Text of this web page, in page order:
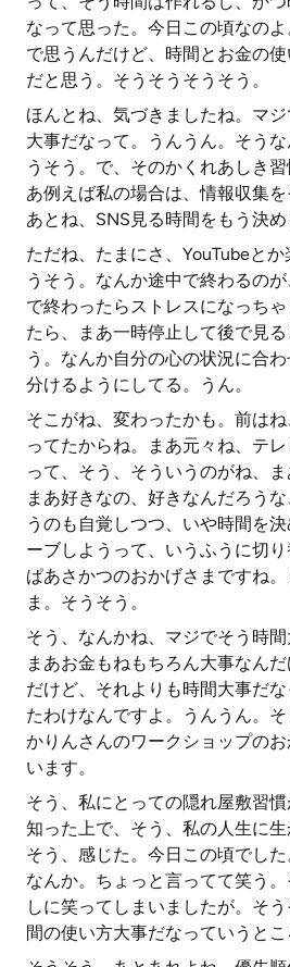
なって思った。今日この頃なの
で思うんだけど、時間とお金の
だと思う。そうそうそうそう。
ほんとね、気づきましたね。マ
大事だなって。うんうん。そう
うそう。で、そのかくれあしき
あ例えば私の場合は、情報収集を
あとね、SNS見る時間をもう決め
ただね、たまにさ、YouTubeと
うそう。なんか途中で終わるの
で終わったらストレスになっち
たら、まあ一時停止して後で見
う。なんか自分の心の状況に合
分けるようにしてる。うん。
そこがね、変わったかも。前は
ってたからね。まあ元々ね、テ
って、そう、そういうのがね、ま
まあ好きなの、好きなんだろう
うのも自覚しつつ、いや時間を
ーブしようって、いうふうに切
ぱあさかつのおかげさまですね
ま。そうそう。
そう、なんかね、マジでそう時間
まあお金もねもちろん大事なん
だけど、それよりも時間大事だ
たわけなんですよ。うんうん。
かりんさんのワークショップの
います。
そう、私にとっての隠れ屋敷習
知った上で、そう、私の人生に生
そう、感じた。今日この頃でし
なんか。ちょっと言ってて笑う
しに笑ってしまいましたが。そ
間の使い方大事だなっていうとこ